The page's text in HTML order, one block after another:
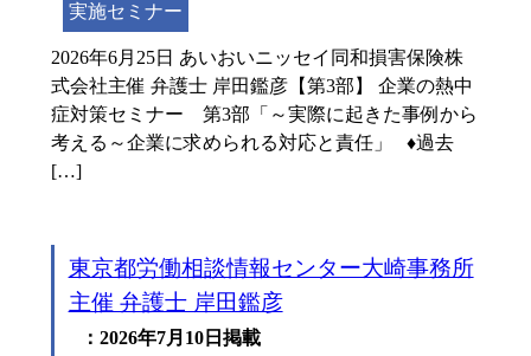
実施セミナー
2026年6月25日 あいおいニッセイ同和損害保険株
式会社主催 弁護士 岸田鑑彦【第3部】 企業の熱中
症対策セミナー 第3部「～実際に起きた事例から
考える～企業に求められる対応と責任」 ♦過去
[…]
東京都労働相談情報センター大崎事務所
主催 弁護士 岸田鑑彦
：2026年7月10日掲載